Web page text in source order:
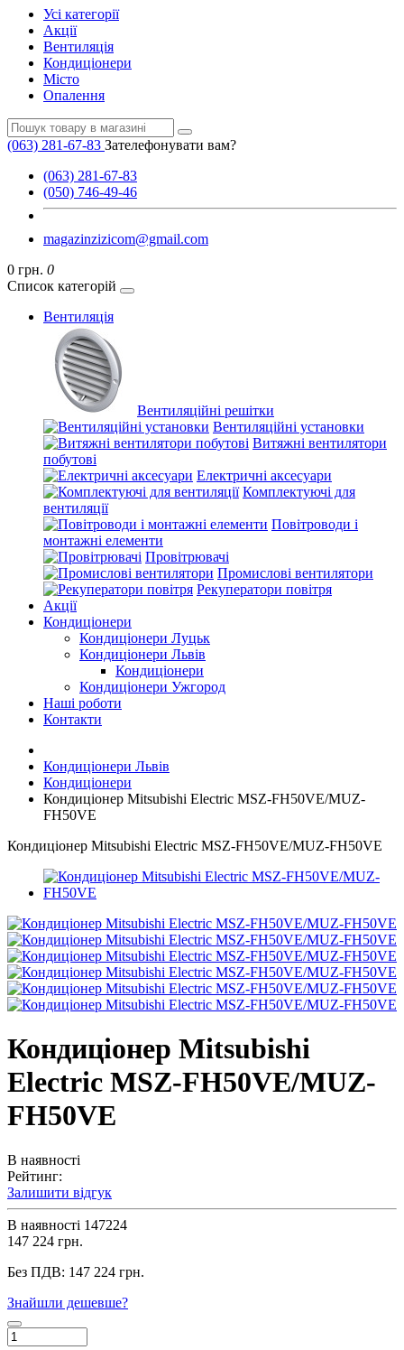
Усі категорії
Акції
Вентиляція
Кондиціонери
Місто
Опалення
(063) 281-67-83 Зателефонувати вам?
(063) 281-67-83
(050) 746-49-46
magazinzizicom@gmail.com
0 грн. 0
Список категорій
Вентиляція
Вентиляційні решітки
Вентиляційні установки
Витяжні вентилятори
побутові
Електричні аксесуари
Комплектуючі для
вентиляції
Повітроводи і
монтажні елементи
Провітрювачі
Промислові вентилятори
Рекуператори повітря
Акції
Кондиціонери
Кондиціонери Луцьк
Кондиціонери Львів
Кондиціонери
Кондиціонери Ужгород
Наші роботи
Контакти
Кондиціонери Львів
Кондиціонери
Кондиціонер Mitsubishi Electric MSZ-FH50VE/MUZ-
FH50VE
Кондиціонер Mitsubishi Electric MSZ-FH50VE/MUZ-FH50VE
Кондиціонер Mitsubishi
Electric MSZ-FH50VE/MUZ-
FH50VE
В наявності
Рейтинг:
Залишити відгук
В наявності 147224
147 224 грн.
Без ПДВ: 147 224 грн.
Знайшли дешевше?